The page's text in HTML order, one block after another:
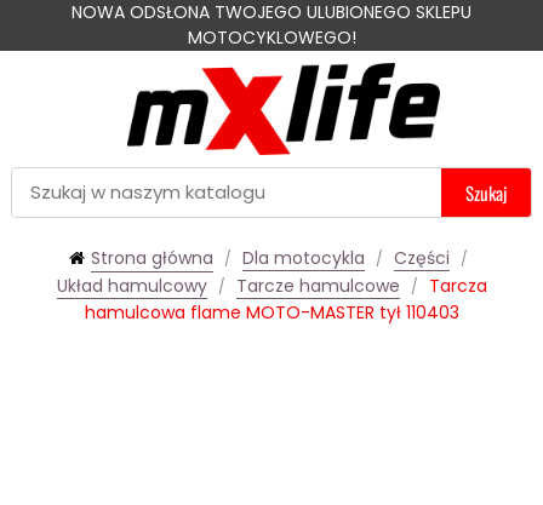
NOWA ODSŁONA TWOJEGO ULUBIONEGO SKLEPU
MOTOCYKLOWEGO!
Szukaj
Strona główna Dla motocykla
Części
Układ hamulcowy
Tarcze hamulcowe
Tarcza
hamulcowa flame MOTO-MASTER tył 110403